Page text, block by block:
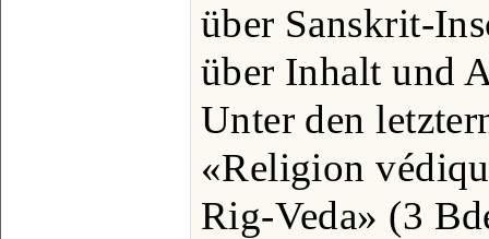
über Sanskrit-
über Inhalt und
Unter den
«Religion
Rig-Veda» (3